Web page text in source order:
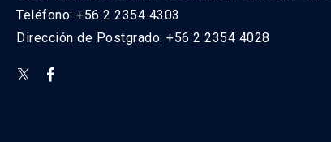
Teléfono: +56 2 2354 4303
Dirección de Postgrado: +56 2 2354 4028